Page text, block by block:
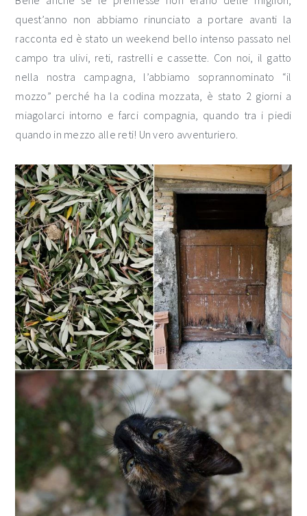
quest’anno non abbiamo rinunciato a portare avanti la
racconta ed è stato un weekend bello intenso passato nel
campo tra ulivi, reti, rastrelli e cassette. Con noi, il gatto
nella nostra campagna, l’abbiamo soprannominato “il
mozzo” perché ha la codina mozzata, è stato 2 giorni a
miagolarci intorno e farci compagnia, quando tra i piedi
quando in mezzo alle reti! Un vero avventuriero.